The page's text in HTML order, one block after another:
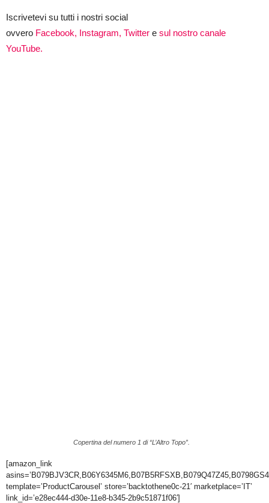
Iscrivetevi su tutti i nostri social
ovvero Facebook, Instagram, Twitter e sul nostro canale
YouTube.
Copertina del numero 1 di “L’Altro Topo”.
[amazon_link
template=’ProductCarousel’ store=’backtothene0c-21′ marketplace=’IT’
link_id=’e28ec444-d30e-11e8-b345-2b9c51871f06′]